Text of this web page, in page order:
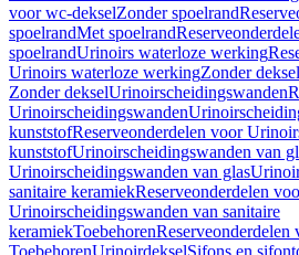
voor wc-dekselZonder spoelrand
spoelrandMet spoelrand
spoelrandUrinoirs waterloze werking
Urinoirs waterloze werkingZonder deksel
Zonder dekselUrinoirscheidingswanden
Urinoirscheidingswanden
kunststofReserveonderdelen voor
kunststofUrinoirscheidingswanden van
Urinoirscheidingswanden van glas
sanitaire keramiekReserveonderdelen
Urinoirscheidingswanden van sanitaire
keramiekToebehorenReserveonderdelen
ToebehorenUrinoirdekselSifons en